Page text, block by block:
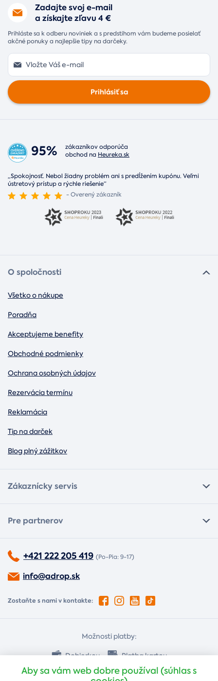
Zadajte svoj e-mail
a získajte zľavu 4 €
Prihláste sa k odberu noviniek a s predstihom vám budeme posielať
akčné ponuky a najlepšie tipy na darčeky.
Prihlásiť sa
95%
zákazníkov odporúča
obchod na Heureka.sk
„Spokojnosť. Nebol žiadny problém ani s predĺžením kupónu. Veľmi
ústretový prístup a rýchle riešenie“
- Overený zákazník
O spoločnosti
Všetko o nákupe
Poradňa
Akceptujeme benefity
Obchodné podmienky
Ochrana osobných údajov
Rezervácia termínu
Reklamácia
Tip na darček
Blog plný zážitkov
Zákaznícky servis
Pre partnerov
+421 222 205 419 (Po-Pia: 9-17)
info@adrop.sk
Zostaňte s nami v kontakte:
Možnosti platby:
Dobierkou Platba kartou
Aby sa vám web dobre používal (súhlas s